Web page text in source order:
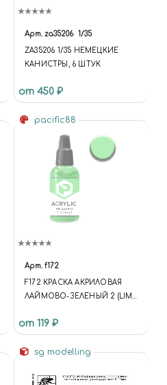
Арт. za35206 1/35
ZA35206 1/35 НЕМЕЦКИЕ
КАНИСТРЫ, 6 ШТУК
от 450 ₽
pacific88
Арт. f172
F172 КРАСКА АКРИЛОВАЯ
ЛАЙМОВО-ЗЕЛЕНЫЙ 2 (LIME
от 119 ₽
sg modelling